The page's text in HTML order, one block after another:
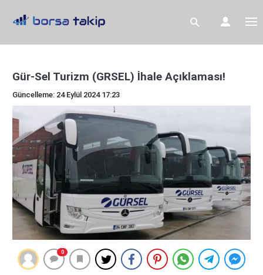
Gür-Sel Turizm (GRSEL) İhale Açıklaması!
Güncelleme: 24 Eylül 2024 17:23
0